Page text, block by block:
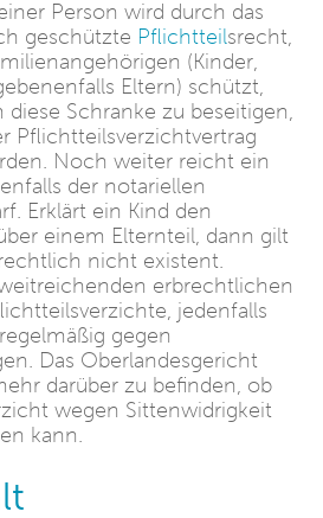
Person wird durch das
geschützte Pflichtteilsrecht,
(Kinder,
Eltern) schützt,
Schranke zu beseitigen,
Pflichtteilsverzichtvertrag
Noch weiter reicht ein
der notariellen
Erklärt ein Kind den
einem Elternteil, dann gilt
nicht existent.
erbrechtlichen
jedenfalls
gegen
Das Oberlandesgericht
darüber zu befinden, ob
wegen Sittenwidrigkeit
kann.